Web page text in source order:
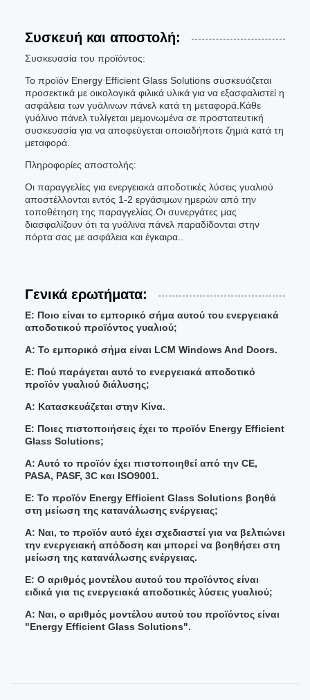
Συσκευή και αποστολή:
Συσκευασία του προϊόντος:
Το προϊόν Energy Efficient Glass Solutions συσκευάζεται
προσεκτικά με οικολογικά φιλικά υλικά για να εξασφαλιστεί η
ασφάλεια των γυάλινων πάνελ κατά τη μεταφορά.Κάθε
γυάλινο πάνελ τυλίγεται μεμονωμένα σε προστατευτική
συσκευασία για να αποφεύγεται οποιαδήποτε ζημιά κατά τη
μεταφορά.
Πληροφορίες αποστολής:
Οι παραγγελίες για ενεργειακά αποδοτικές λύσεις γυαλιού
αποστέλλονται εντός 1-2 εργάσιμων ημερών από την
τοποθέτηση της παραγγελίας.Οι συνεργάτες μας
διασφαλίζουν ότι τα γυάλινα πάνελ παραδίδονται στην
πόρτα σας με ασφάλεια και έγκαιρα..
Γενικά ερωτήματα:
Ε: Ποιο είναι το εμπορικό σήμα αυτού του ενεργειακά
αποδοτικού προϊόντος γυαλιού;
Α: Το εμπορικό σήμα είναι LCM Windows And Doors.
Ε: Πού παράγεται αυτό το ενεργειακά αποδοτικό
προϊόν γυαλιού διάλυσης;
Α: Κατασκευάζεται στην Κίνα.
Ε: Ποιες πιστοποιήσεις έχει το προϊόν Energy Efficient
Glass Solutions;
Α: Αυτό το προϊόν έχει πιστοποιηθεί από την CE,
PASA, PASF, 3C και ISO9001.
Ε: Το προϊόν Energy Efficient Glass Solutions βοηθά
στη μείωση της κατανάλωσης ενέργειας;
Α: Ναι, το προϊόν αυτό έχει σχεδιαστεί για να βελτιώνει
την ενεργειακή απόδοση και μπορεί να βοηθήσει στη
μείωση της κατανάλωσης ενέργειας.
Ε: Ο αριθμός μοντέλου αυτού του προϊόντος είναι
ειδικά για τις ενεργειακά αποδοτικές λύσεις γυαλιού;
Α: Ναι, ο αριθμός μοντέλου αυτού του προϊόντος είναι
"Energy Efficient Glass Solutions".